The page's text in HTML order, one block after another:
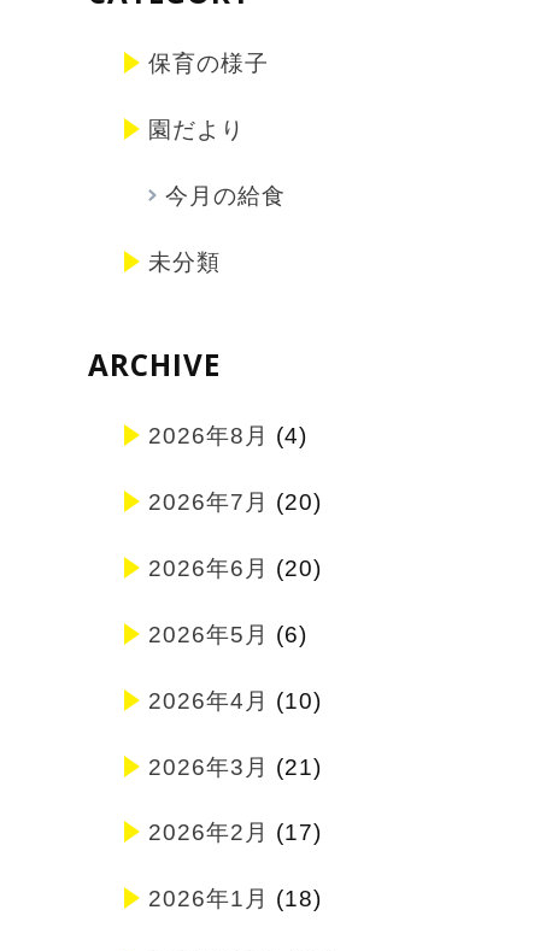
保育の様子
園だより
今月の給食
未分類
ARCHIVE
2026年8月 (4)
2026年7月 (20)
2026年6月 (20)
2026年5月 (6)
2026年4月 (10)
2026年3月 (21)
2026年2月 (17)
2026年1月 (18)